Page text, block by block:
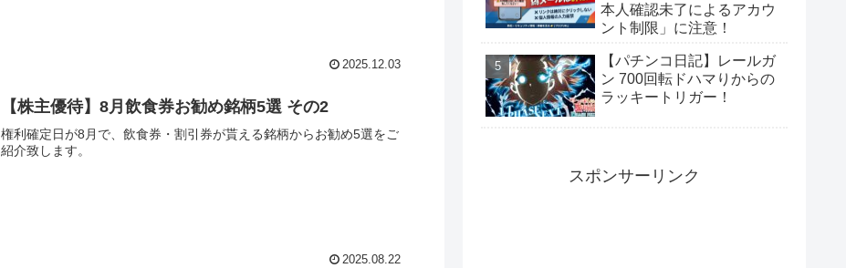
2025.12.03
【株主優待】8月飲食券お勧め銘柄5選 その2
権利確定日が8月で、飲食券・割引券が貰える銘柄からお勧め5選をご
紹介致します。
2025.08.22
本人確認未了によるアカウ
ント制限」に注意！
【パチンコ日記】レールガ
ン 700回転ドハマりからの
ラッキートリガー！
スポンサーリンク